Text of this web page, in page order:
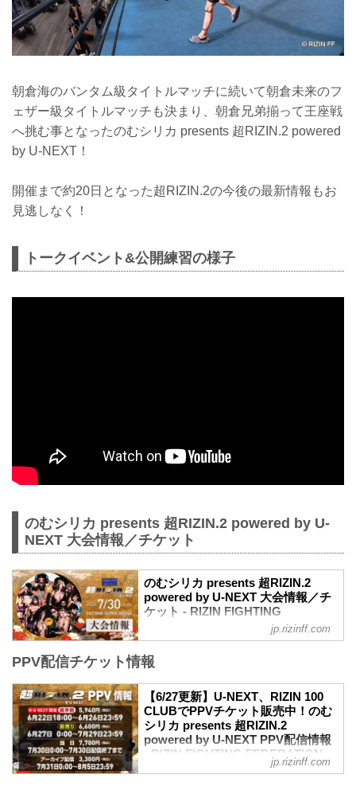
朝倉海のバンタム級タイトルマッチに続いて朝倉未来のフ
ェザー級タイトルマッチも決まり、朝倉兄弟揃って王座戦
へ挑む事となったのむシリカ presents 超RIZIN.2 powered
by U-NEXT！
開催まで約20日となった超RIZIN.2の今後の最新情報もお
見逃しなく！
トークイベント&公開練習の様子
のむシリカ presents 超RIZIN.2 powered by U-
NEXT 大会情報／チケット
のむシリカ presents 超RIZIN.2
powered by U-NEXT 大会情報／チ
ケット - RIZIN FIGHTING
FEDERATION オフィシャルサイト
【7/5更新】開催日変更のお知らせ
しました。
【6/16更新】開催日変更のお知らせ
超RIZIN.2 powered by U-NEXT開場/開始
時間が以下に変更となりました。
変更前：7月30日（日）12:00開場（予
jp.rizinff.com
PPV配信チケット情報
【6/27更新】U-NEXT、RIZIN 100
CLUBでPPVチケット販売中！のむ
シリカ presents 超RIZIN.2
powered by U-NEXT PPV配信情報
- RIZIN FIGHTING FEDERATION
jp.rizinff.com